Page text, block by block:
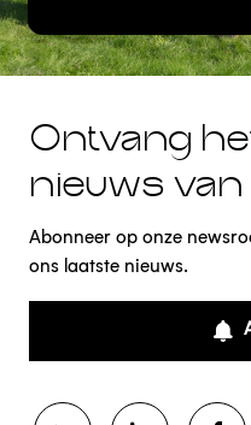
Ontvang
nieuws van
Abonneer op onze
ons laatste nieuws.